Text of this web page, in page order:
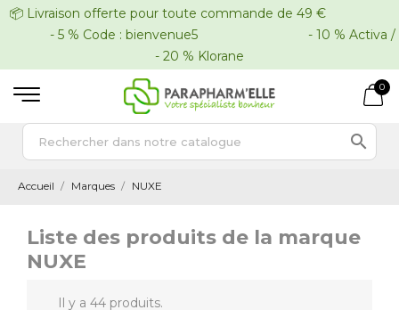
📦 Livraison offerte pour toute commande de 49 €
- 5 % Code : bienvenue5 - 10 % Activa /
- 20 % Klorane
0

Accueil Marques NUXE
Liste des produits de la marque
NUXE
Il y a 44 produits.